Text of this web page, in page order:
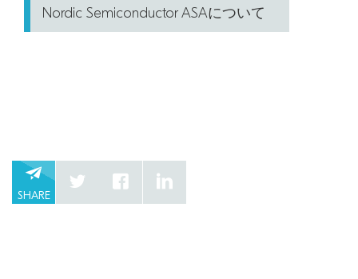
Nordic Semiconductor ASAについて
SHARE